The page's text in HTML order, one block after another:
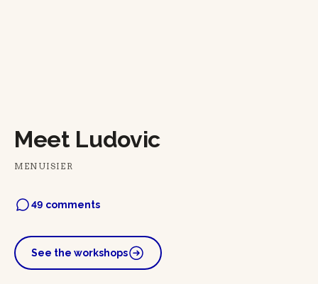
Meet Ludovic
MENUISIER
49 comments
See the workshops